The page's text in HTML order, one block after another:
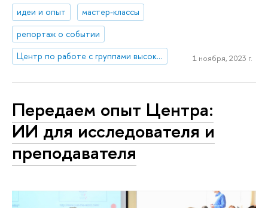
идеи и опыт
мастер-классы
репортаж о событии
Центр по работе с группами высокого профессионального потенциала
1 ноября, 2023 г.
Передаем опыт Центра:
ИИ для исследователя и
преподавателя